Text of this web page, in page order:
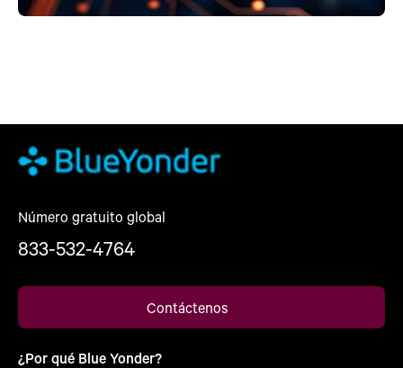
Número gratuito global
833-532-4764
Contáctenos
¿Por qué Blue Yonder?